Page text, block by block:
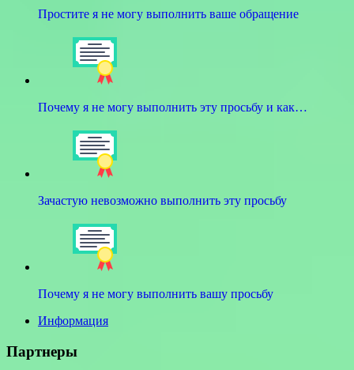
Простите я не могу выполнить ваше обращение
Почему я не могу выполнить эту просьбу и как…
Зачастую невозможно выполнить эту просьбу
Почему я не могу выполнить вашу просьбу
Информация
Партнеры